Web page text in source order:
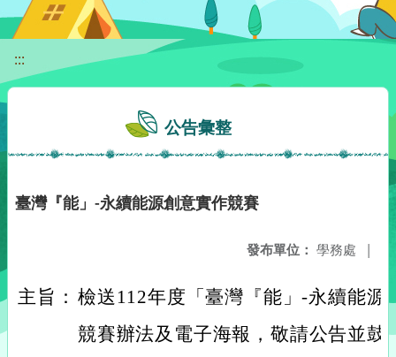
:::
公告彙整
臺灣『能」-永續能源創意實作競賽
發布單位： 學務處 |
主旨： 檢送112年度「臺灣『能」-永續能源
競賽辦法及電子海報，敬請公告並鼓